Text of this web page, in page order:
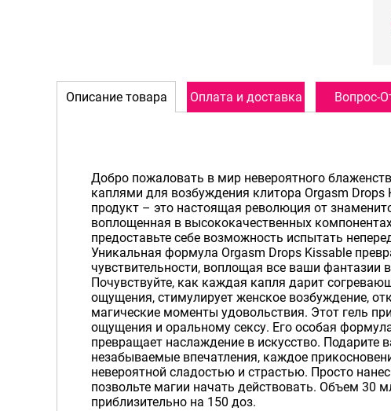
Описание товара Оплата и доставка Вопрос-
Добро пожаловать в мир невероятного
каплями для возбуждения клитора Orgasm Drops
продукт – это настоящая революция от
воплощенная в высококачественных
предоставьте себе возможность испытать
Уникальная формула Orgasm Drops Kissable
чувствительности, воплощая все ваши фантазии
Почувствуйте, как каждая капля дарит
ощущения, стимулирует женское возбуждение,
магические моменты удовольствия. Этот гель
ощущения и оральному сексу. Его особая
превращает наслаждение в искусство. Подарите
незабываемые впечатления, каждое
невероятной сладостью и страстью. Просто
позвольте магии начать действовать. Объем 30
приблизительно на 150 доз.